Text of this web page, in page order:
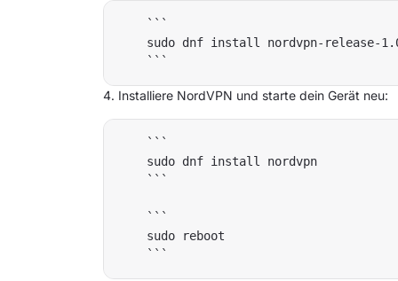
    ```
sudo dnf install nordvpn-release-
Installiere NordVPN und starte dein Gerät neu:
    ```
    sudo dnf install nordvpn
    ```
    ```
    sudo reboot